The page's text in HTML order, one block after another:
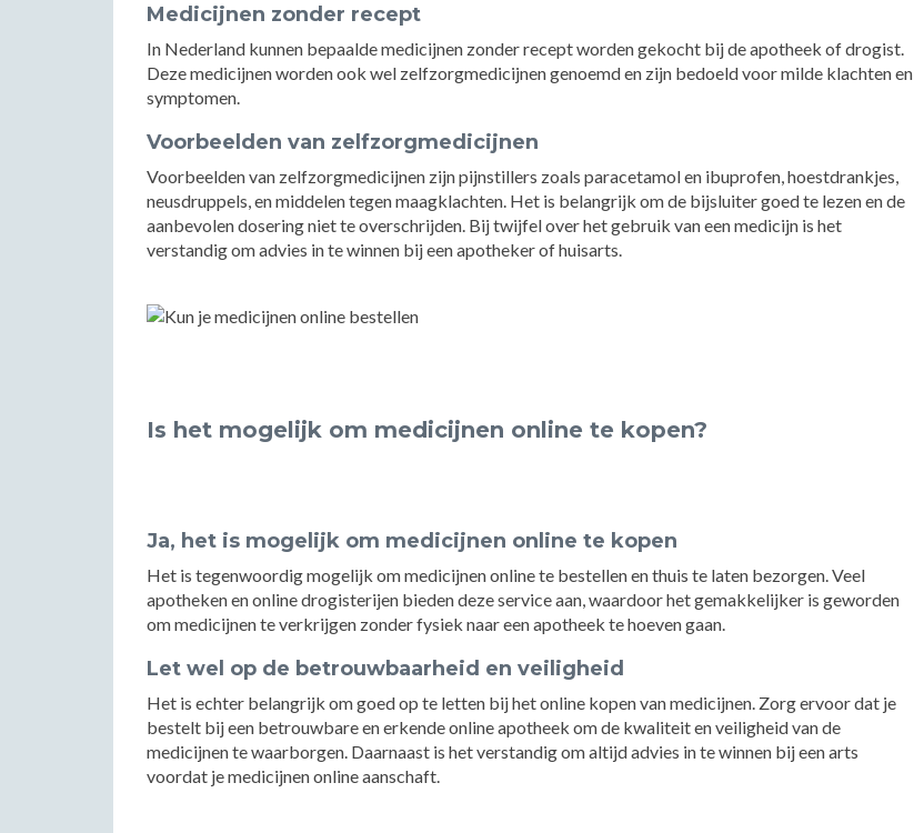
Medicijnen zonder recept
In Nederland kunnen bepaalde medicijnen zonder recept worden gekocht bij de apotheek of drogist.
Deze medicijnen worden ook wel zelfzorgmedicijnen genoemd en zijn bedoeld voor milde klachten en
symptomen.
Voorbeelden van zelfzorgmedicijnen
Voorbeelden van zelfzorgmedicijnen zijn pijnstillers zoals paracetamol en ibuprofen, hoestdrankjes,
neusdruppels, en middelen tegen maagklachten. Het is belangrijk om de bijsluiter goed te lezen en de
aanbevolen dosering niet te overschrijden. Bij twijfel over het gebruik van een medicijn is het
verstandig om advies in te winnen bij een apotheker of huisarts.
Is het mogelijk om medicijnen online te kopen?
Ja, het is mogelijk om medicijnen online te kopen
Het is tegenwoordig mogelijk om medicijnen online te bestellen en thuis te laten bezorgen. Veel
apotheken en online drogisterijen bieden deze service aan, waardoor het gemakkelijker is geworden
om medicijnen te verkrijgen zonder fysiek naar een apotheek te hoeven gaan.
Let wel op de betrouwbaarheid en veiligheid
Het is echter belangrijk om goed op te letten bij het online kopen van medicijnen. Zorg ervoor dat je
bestelt bij een betrouwbare en erkende online apotheek om de kwaliteit en veiligheid van de
medicijnen te waarborgen. Daarnaast is het verstandig om altijd advies in te winnen bij een arts
voordat je medicijnen online aanschaft.